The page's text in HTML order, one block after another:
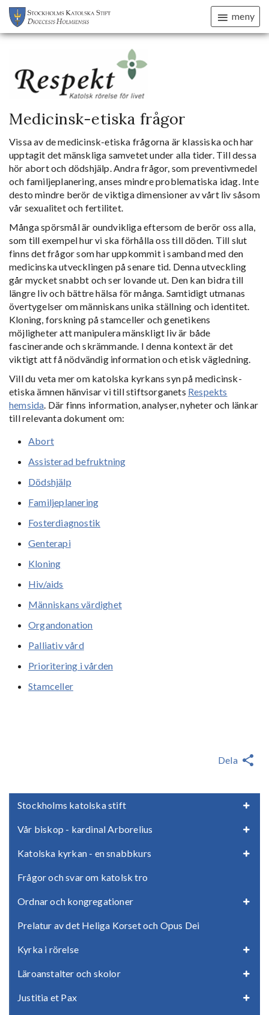
meny
Stockholms katolska stift
Vår biskop - kardinal Arborelius
Katolska kyrkan - en snabbkurs
Frågor och svar om katolsk tro
Ordnar och kongregationer
Prelatur av det Heliga Korset och Opus Dei
Kyrka i rörelse
Läroanstalter och skolor
Justitia et Pax
Medicinsk-etiska frågor
Vissa av de medicinsk-etiska frågorna är klassiska och har
upptagit det mänskliga samvetet under alla tider. Till dessa
hör abort och dödshjälp. Andra frågor, som preventivmedel
och familjeplanering, anses mindre problematiska idag. Inte
desto mindre berör de viktiga dimensioner av vårt liv såsom
vår sexualitet och fertilitet.
Många spörsmål är oundvikliga eftersom de berör oss alla,
som till exempel hur vi ska förhålla oss till döden. Till slut
finns det frågor som har uppkommit i samband med den
medicinska utvecklingen på senare tid. Denna utveckling
går mycket snabbt och ser lovande ut. Den kan bidra till
längre liv och bättre hälsa för många. Samtidigt utmanas
övertygelser om människans unika ställning och identitet.
Kloning, forskning på stamceller och genetikens
möjligheter att manipulera mänskligt liv är både
fascinerande och skrämmande. I denna kontext är det
viktigt att få nödvändig information och etisk vägledning.
Vill du veta mer om katolska kyrkans syn på medicinsk-
etiska ämnen hänvisar vi till stiftsorganets Respekts
hemsida. Där finns information, analyser, nyheter och länkar
till relevanta dokument om:
Abort
Assisterad befruktning
Dödshjälp
Familjeplanering
Fosterdiagnostik
Genterapi
Kloning
Hiv/aids
Människans värdighet
Organdonation
Palliativ vård
Prioritering i vården
Stamceller
Dela